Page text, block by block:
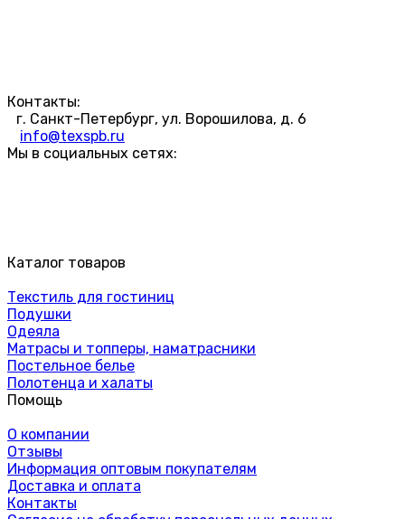
Контакты:
г. Санкт-Петербург, ул. Ворошилова, д. 6
info@texspb.ru
Мы в социальных сетях:
Каталог товаров
Текстиль для гостиниц
Подушки
Одеяла
Матрасы и топперы, наматрасники
Постельное белье
Полотенца и халаты
Помощь
О компании
Отзывы
Информация оптовым покупателям
Доставка и оплата
Контакты